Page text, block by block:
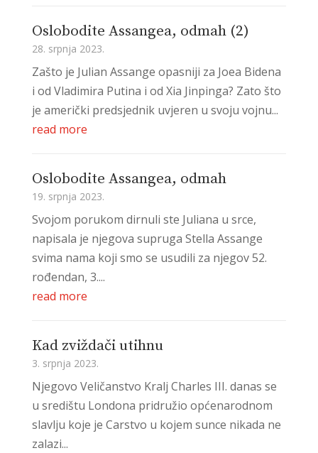
Oslobodite Assangea, odmah (2)
28. srpnja 2023.
Zašto je Julian Assange opasniji za Joea Bidena
i od Vladimira Putina i od Xia Jinpinga? Zato što
je američki predsjednik uvjeren u svoju vojnu...
read more
Oslobodite Assangea, odmah
19. srpnja 2023.
Svojom porukom dirnuli ste Juliana u srce,
napisala je njegova supruga Stella Assange
svima nama koji smo se usudili za njegov 52.
rođendan, 3....
read more
Kad zviždači utihnu
3. srpnja 2023.
Njegovo Veličanstvo Kralj Charles III. danas se
u središtu Londona pridružio općenarodnom
slavlju koje je Carstvo u kojem sunce nikada ne
zalazi...